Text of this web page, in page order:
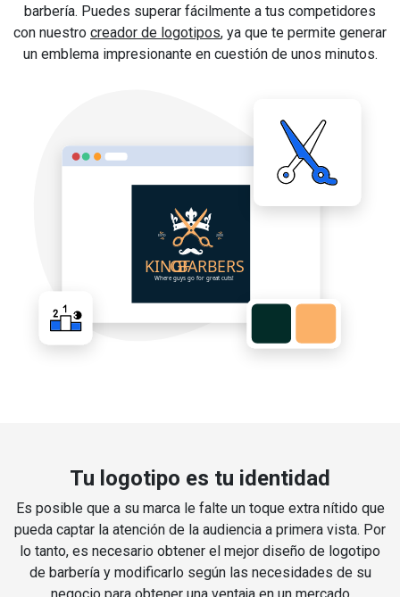
barbería. Puedes superar fácilmente a tus competidores
con nuestro creador de logotipos, ya que te permite generar
un emblema impresionante en cuestión de unos minutos.
Tu logotipo es tu identidad
Es posible que a su marca le falte un toque extra nítido que
pueda captar la atención de la audiencia a primera vista. Por
lo tanto, es necesario obtener el mejor diseño de logotipo
de barbería y modificarlo según las necesidades de su